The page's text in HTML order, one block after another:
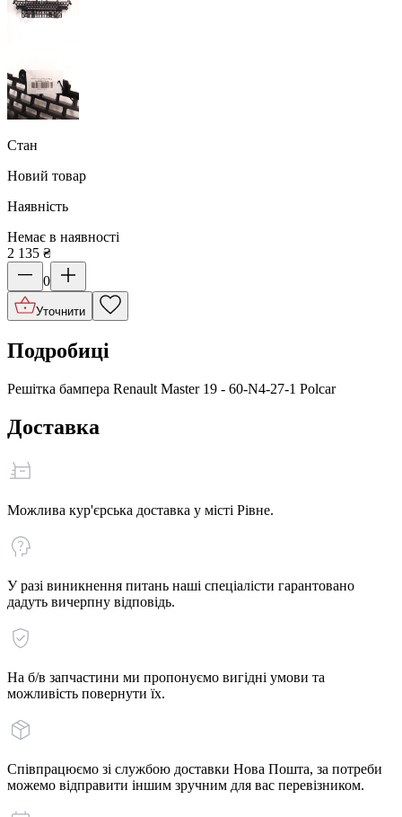
Стан
Новий товар
Наявність
Немає в наявності
2 135 ₴
0
Уточнити
Подробиці
Решітка бампера Renault Master 19 - 60-N4-27-1 Polcar
Доставка
Можлива кур'єрська доставка у місті Рівне.
У разі виникнення питань наші спеціалісти гарантовано
дадуть вичерпну відповідь.
На б/в запчастини ми пропонуємо вигідні умови та
можливість повернути їх.
Співпрацюємо зі службою доставки Нова Пошта, за потреби
можемо відправити іншим зручним для вас перевізником.